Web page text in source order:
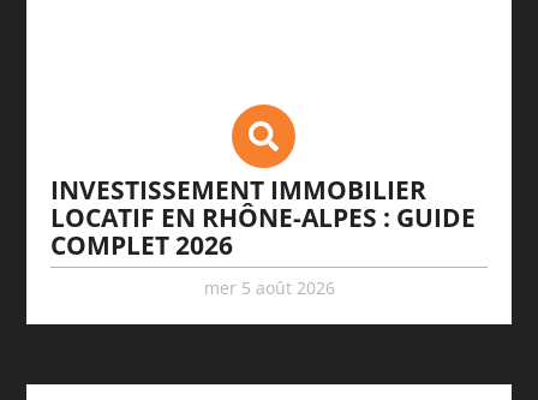
INVESTISSEMENT IMMOBILIER
LOCATIF EN RHÔNE-ALPES : GUIDE
COMPLET 2026
mer 5 août 2026